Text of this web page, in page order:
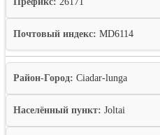
Почтовый индекс: MD6114
Район-Город: Ciadar-lunga
Населённый пункт: Joltai